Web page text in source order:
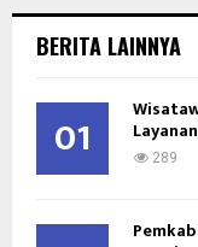
h
o
BERITA LAINNYA
01 289